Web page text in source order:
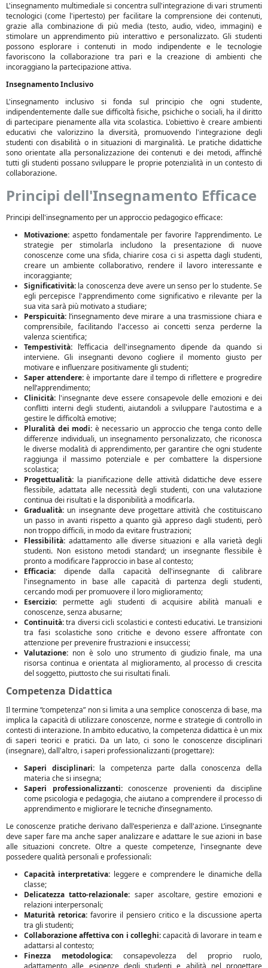
L'insegnamento multimediale si concentra sull'integrazione di vari strumenti
tecnologici (come l'ipertesto) per facilitare la comprensione dei contenuti,
grazie alla combinazione di più media (testo, audio, video, immagini) e
stimolare un apprendimento più interattivo e personalizzato. Gli studenti
possono esplorare i contenuti in modo indipendente e le tecnologie
favoriscono la collaborazione tra pari e la creazione di ambienti che
incoraggiano la partecipazione attiva.
Insegnamento Inclusivo
L'insegnamento inclusivo si fonda sul principio che ogni studente,
indipendentemente dalle sue difficoltà fisiche, psichiche o sociali, ha il diritto
di partecipare pienamente alla vita scolastica. L'obiettivo è creare ambienti
educativi che valorizzino la diversità, promuovendo l'integrazione degli
studenti con disabilità o in situazioni di marginalità. Le pratiche didattiche
sono orientate alla personalizzazione dei contenuti e dei metodi, affinché
tutti gli studenti possano sviluppare le proprie potenzialità in un contesto di
collaborazione.
Principi dell'Insegnamento Efficace
Principi dell'insegnamento per un approccio pedagogico efficace:
Motivazione: aspetto fondamentale per favorire l’apprendimento. Le
strategie per stimolarla includono la presentazione di nuove
conoscenze come una sfida, chiarire cosa ci si aspetta dagli studenti,
creare un ambiente collaborativo, rendere il lavoro interessante e
incoraggiante;
Significatività: la conoscenza deve avere un senso per lo studente. Se
egli percepisce l'apprendimento come significativo e rilevante per la
sua vita sarà più motivato a studiare;
Perspicuità: l’insegnamento deve mirare a una trasmissione chiara e
comprensibile, facilitando l'accesso ai concetti senza perderne la
valenza scientifica;
Tempestività: l’efficacia dell'insegnamento dipende da quando si
interviene. Gli insegnanti devono cogliere il momento giusto per
motivare e influenzare positivamente gli studenti;
Saper attendere:è importante dare il tempo di riflettere e progredire
nell’apprendimento;
Clinicità: l'insegnante deve essere consapevole delle emozioni e dei
conflitti interni degli studenti, aiutandoli a sviluppare l'autostima e a
gestire le difficoltà emotive;
Pluralità dei modi: è necessario un approccio che tenga conto delle
differenze individuali, un insegnamento personalizzato, che riconosca
le diverse modalità di apprendimento, per garantire che ogni studente
raggiunga il massimo potenziale e per combattere la dispersione
scolastica;
Progettualità: la pianificazione delle attività didattiche deve essere
flessibile, adattata alle necessità degli studenti, con una valutazione
continua dei risultati e la disponibilità a modificarla.
Gradualità: un insegnante deve progettare attività che costituiscano
un passo in avanti rispetto a quanto già appreso dagli studenti, però
non troppo difficili, in modo da evitare frustrazioni;
Flessibilità: adattamento alle diverse situazioni e alla varietà degli
studenti. Non esistono metodi standard; un insegnante flessibile è
pronto a modificare l’approccio in base al contesto;
Efficacia: dipende dalla capacità dell'insegnante di calibrare
l'insegnamento in base alle capacità di partenza degli studenti,
cercando modi per promuovere il loro miglioramento;
Esercizio: permette agli studenti di acquisire abilità manuali e
conoscenze, senza abusarne;
Continuità:tra diversi cicli scolastici e contesti educativi. Le transizioni
tra fasi scolastiche sono critiche e devono essere affrontate con
attenzione per prevenire frustrazioni e insuccessi;
Valutazione: non è solo uno strumento di giudizio finale, ma una
risorsa continua e orientata al miglioramento, al processo di crescita
del soggetto, piuttosto che sui risultati finali.
Competenza Didattica
Il termine “competenza” non si limita a una semplice conoscenza di base, ma
implica la capacità di utilizzare conoscenze, norme e strategie di controllo in
contesti di interazione. In ambito educativo, la competenza didattica è un mix
di saperi teorici e pratici. Da un lato, ci sono le conoscenze disciplinari
(insegnare), dall'altro, i saperi professionalizzanti (progettare):
Saperi disciplinari:la competenza parte dalla conoscenza della
materia che si insegna;
Saperi professionalizzanti:conoscenze provenienti da discipline
come psicologia e pedagogia, che aiutano a comprendere il processo di
apprendimento e migliorare le tecniche d’insegnamento.
Le conoscenze pratiche derivano dall'esperienza e dall'azione. L’insegnante
deve saper fare ma anche saper analizzare e adattare le sue azioni in base
alle situazioni concrete. Oltre a queste competenze, l'insegnante deve
possedere qualità personali e professionali:
Capacità interpretativa: leggere e comprendere le dinamiche della
classe;
Delicatezza tatto-relazionale: saper ascoltare, gestire emozioni e
relazioni interpersonali;
Maturità retorica: favorire il pensiero critico e la discussione aperta
tra gli studenti;
Collaborazione affettiva con i colleghi:capacità di lavorare in team e
adattarsi al contesto;
Finezza metodologica:consapevolezza del proprio ruolo,
adattamento alle esigenze degli studenti e abilità nel progettare